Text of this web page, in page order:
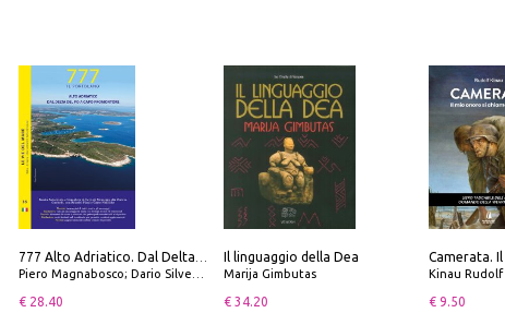
Piero Magnabosco; Dario Silvestro; Marco Sbrizzi
€ 28.40
Il linguaggio della Dea
Marija Gimbutas
€ 34.20
Kinau Rudolf
€ 9.50